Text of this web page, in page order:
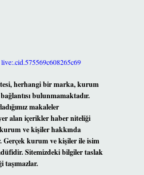
herhangi bir marka, kurum
bulunmamaktadır.
makaleler
alan içerikler haber niteliği
ve kişiler hakkında
Gerçek kurum ve kişiler ile isim
Sitemizdeki bilgiler taslak
taşımazlar.